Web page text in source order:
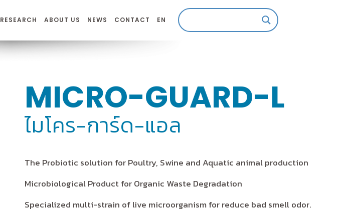
RESEARCH ABOUT US NEWS CONTACT EN
MICRO-GUARD-L
ไมโคร-การ์ด-แอล
The Probiotic solution for Poultry, Swine and Aquatic animal production
Microbiological Product for Organic Waste Degradation
Specialized multi-strain of live microorganism for reduce bad smell odor.